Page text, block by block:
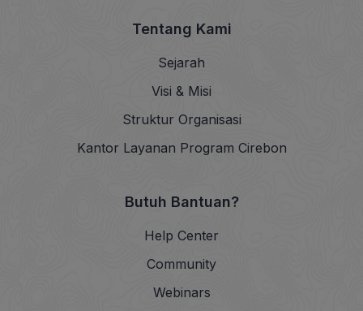
Tentang Kami
Sejarah
Visi & Misi
Struktur Organisasi
Kantor Layanan Program Cirebon
Butuh Bantuan?
Help Center
Community
Webinars